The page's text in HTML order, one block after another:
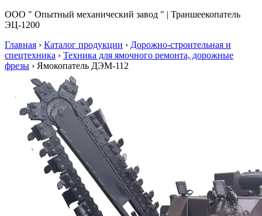
ООО " Опытный механический завод " | Траншеекопатель
ЭЦ-1200
Главная › Каталог продукции › Дорожно-строительная и
спецтехника › Техника для ямочного ремонта, дорожные
фрезы › Ямокопатель ДЭМ-112